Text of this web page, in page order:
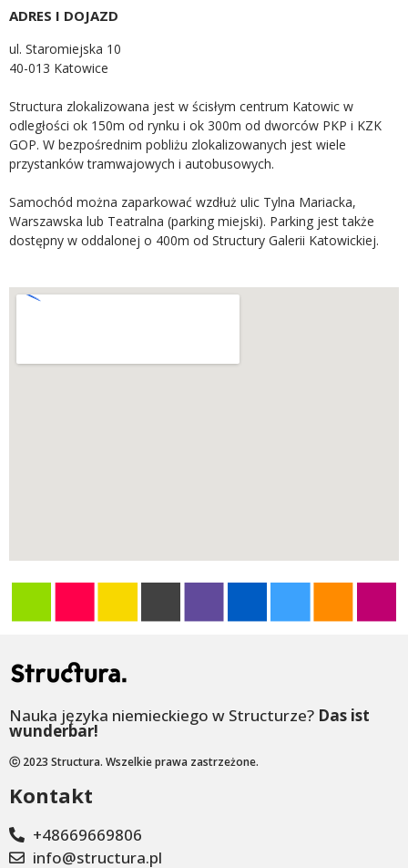
ADRES I DOJAZD
ul. Staromiejska 10
40-013 Katowice
Structura zlokalizowana jest w ścisłym centrum Katowic w
odległości ok 150m od rynku i ok 300m od dworców PKP i KZK
GOP. W bezpośrednim pobliżu zlokalizowanych jest wiele
przystanków tramwajowych i autobusowych.
Samochód można zaparkować wzdłuż ulic Tylna Mariacka,
Warszawska lub Teatralna (parking miejski). Parking jest także
dostępny w oddalonej o 400m od Structury Galerii Katowickiej.
Nauka języka niemieckiego w Structurze? Das ist
wunderbar!
ⓒ 2023 Structura. Wszelkie prawa zastrzeżone.
Kontakt
+48669669806
info@structura.pl